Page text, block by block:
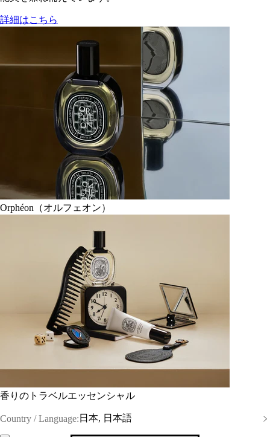
詳細はこちら
Orphéon（オルフェオン）
香りのトラベルエッセンシャル
Country / Language: 日本, 日本語